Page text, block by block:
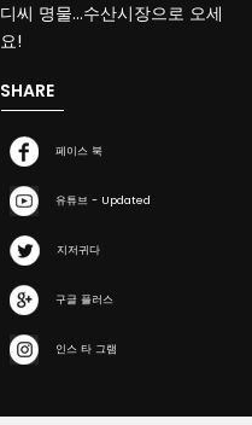
디씨 명물…수산시장으로 오세
요!
SHARE
페이스 북
유튜브 - Updated
지저귀다
구글 플러스
인스 타 그램